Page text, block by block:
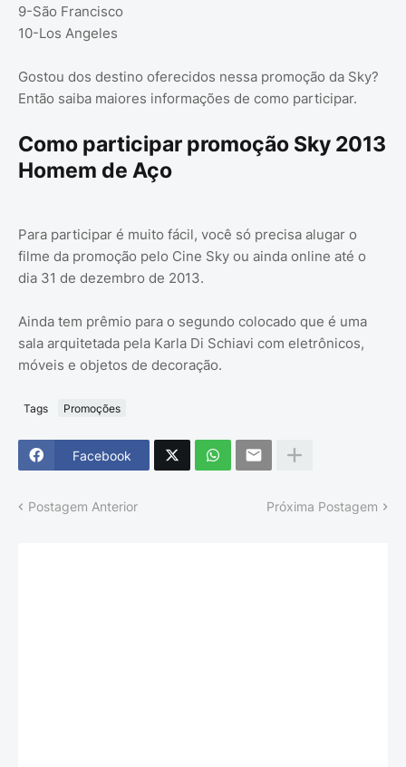
9-São Francisco
10-Los Angeles
Gostou dos destino oferecidos nessa promoção da Sky?
Então saiba maiores informações de como participar.
Como participar promoção Sky 2013
Homem de Aço
Para participar é muito fácil, você só precisa alugar o
filme da promoção pelo Cine Sky ou ainda online até o
dia 31 de dezembro de 2013.
Ainda tem prêmio para o segundo colocado que é uma
sala arquitetada pela Karla Di Schiavi com eletrônicos,
móveis e objetos de decoração.
Tags Promoções
Facebook
Postagem Anterior Próxima Postagem